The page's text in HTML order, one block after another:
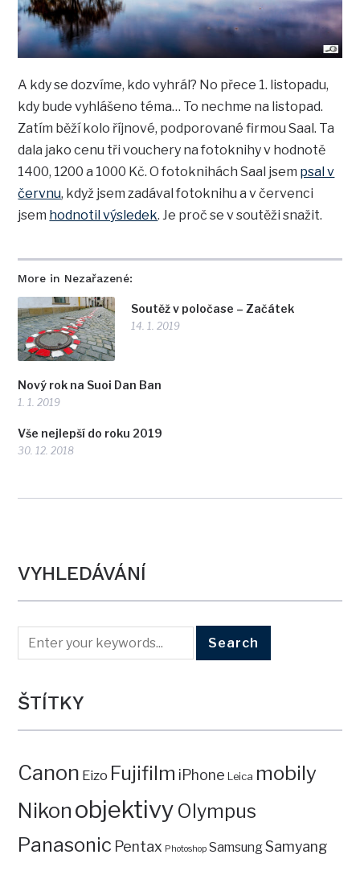
More in Nezařazené:
Soutěž v poločase – Začátek
14. 1. 2019
Nový rok na Suoi Dan Ban
1. 1. 2019
Vše nejlepší do roku 2019
30. 12. 2018
A kdy se dozvíme, kdo vyhrál? No přece 1. listopadu,
kdy bude vyhlášeno téma… To nechme na listopad.
Zatím běží kolo říjnové, podporované firmou Saal. Ta
dala jako cenu tři vouchery na fotoknihy v hodnotě
1400, 1200 a 1000 Kč. O fotoknihách Saal jsem psal v
červnu, když jsem zadával fotoknihu a v červenci
jsem hodnotil výsledek. Je proč se v soutěži snažit.
VYHLEDÁVÁNÍ
ŠTÍTKY
Canon Eizo Fujifilm iPhone Leica mobily
Nikon objektivy Olympus
Panasonic Pentax Photoshop SamsungSamyang